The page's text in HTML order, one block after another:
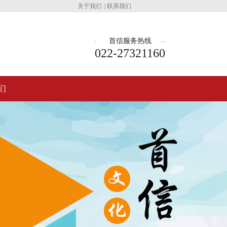
关于我们 联系我们
首信服务热线
022-27321160